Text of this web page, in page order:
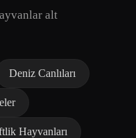
alt
Deniz Canlıları
Hayvanları